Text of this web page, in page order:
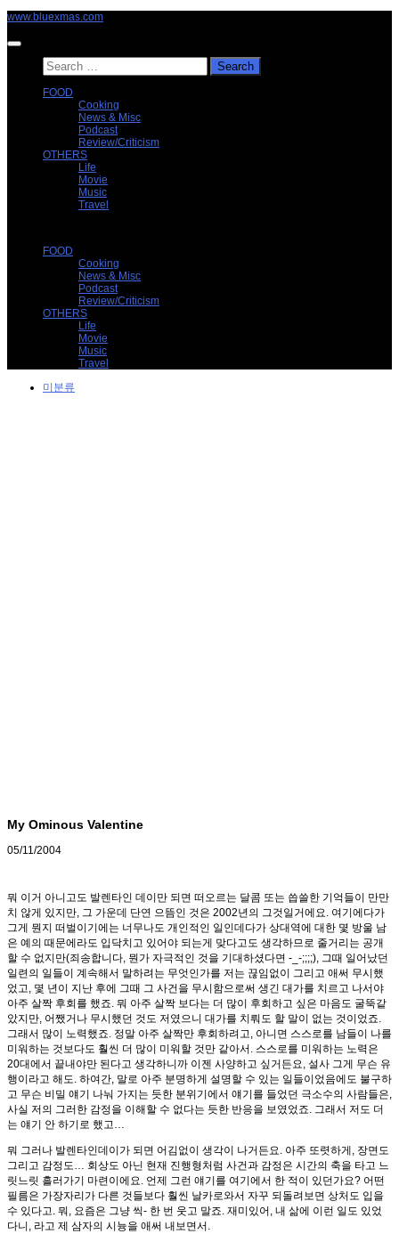
Skip
content
www.bluexmas.com
Search
for:
FOOD
Cooking
News & Misc
Podcast
Review/Criticism
OTHERS
Life
Movie
Music
Travel
FOOD
Cooking
News & Misc
Podcast
Review/Criticism
OTHERS
Life
Movie
Music
Travel
미분류
My Ominous Valentine
05/11/2004
뭐 이거 아니고도 발렌타인 데이만 되면 떠오르는 달콤 또는 씁쓸한 기억들이 만만
치 않게 있지만, 그 가운데 단연 으뜸인 것은 2002년의 그것일거에요. 여기에다가
그게 뭔지 떠벌이기에는 너무나도 개인적인 일인데다가 상대역에 대한 몇 방울 남
은 예의 때문에라도 입닥치고 있어야 되는게 맞다고도 생각하므로 줄거리는 공개
할 수 없지만(죄송합니다, 뭔가 자극적인 것을 기대하셨다면 -_-;;;;), 그때 일어났던
일련의 일들이 계속해서 말하려는 무엇인가를 저는 끊임없이 그리고 애써 무시했
었고, 몇 년이 지난 후에 그때 그 사건을 무시함으로써 생긴 대가를 치르고 나서야
아주 살짝 후회를 했죠. 뭐 아주 살짝 보다는 더 많이 후회하고 싶은 마음도 굴뚝같
았지만, 어쨌거나 무시했던 것도 저였으니 대가를 치뤄도 할 말이 없는 것이었죠.
그래서 많이 노력했죠. 정말 아주 살짝만 후회하려고, 아니면 스스로를 남들이 나를
미워하는 것보다도 훨씬 더 많이 미워할 것만 같아서. 스스로를 미워하는 노력은
20대에서 끝내야만 된다고 생각하니까 이젠 사양하고 싶거든요, 설사 그게 무슨 유
행이라고 해도. 하여간, 말로 아주 분명하게 설명할 수 있는 일들이었음에도 불구하
고 무슨 비밀 얘기 나눠 가지는 듯한 분위기에서 얘기를 들었던 극소수의 사람들은,
사실 저의 그러한 감정을 이해할 수 없다는 듯한 반응을 보였었죠. 그래서 저도 더
는 얘기 안 하기로 했고…
뭐 그러나 발렌타인데이가 되면 어김없이 생각이 나거든요. 아주 또렷하게, 장면도
그리고 감정도… 회상도 아닌 현재 진행형처럼 사건과 감정은 시간의 축을 타고 느
릿느릿 흘러가기 마련이에요. 언제 그런 얘기를 여기에서 한 적이 있던가요? 어떤
필름은 가장자리가 다른 것들보다 훨씬 날카로와서 자꾸 되돌려보면 상처도 입을
수 있다고. 뭐, 요즘은 그냥 씩- 한 번 웃고 말죠. 재미있어, 내 삶에 이런 일도 있었
다니, 라고 제 삼자의 시늉을 애써 내보면서.